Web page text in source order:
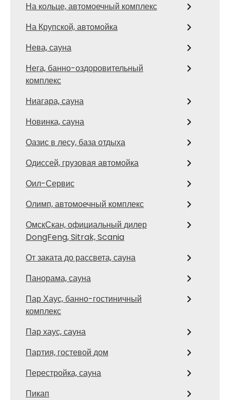
На кольце, автомоечный комплекс
На Крупской, автомойка
Нева, сауна
Нега, банно-оздоровительный
комплекс
Ниагара, сауна
Новинка, сауна
Оазис в лесу, база отдыха
Одиссей, грузовая автомойка
Оил-Сервис
Олимп, автомоечный комплекс
ОмскСкан, официальный дилер
DongFeng, Sitrak, Scania
От заката до рассвета, сауна
Панорама, сауна
Пар Хаус, банно-гостиничный
комплекс
Пар хаус, сауна
Партия, гостевой дом
Перестройка, сауна
Пикап